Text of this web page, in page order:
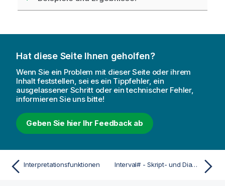
Hat diese Seite Ihnen geholfen?
Wenn Sie ein Problem mit dieser Seite oder ihrem
Inhalt feststellen, sei es ein Tippfehler, ein
ausgelassener Schritt oder ein technischer Fehler,
informieren Sie uns bitte!
Geben Sie hier Ihr Feedback ab
Interpretationsfunktionen Interval# - Skript- und Diagrammfunktion